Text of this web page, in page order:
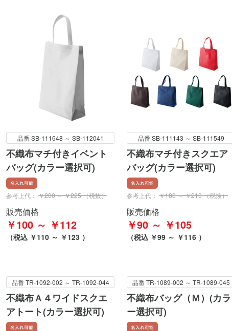
品番 SB-111648 ～ SB-112041
不織布マチ付きイベント
バッグ(カラー選択可)
参考上代： ￥200 ～ ￥225 （税抜）
販売価格
￥100 ～ ￥112
（税込 ￥110 ～ ￥123 ）
品番 SB-111143 ～ SB-111549
不織布マチ付きスクエア
バッグ(カラー選択可)
参考上代： ￥180 ～ ￥210 （税抜）
販売価格
￥90 ～ ￥105
（税込 ￥99 ～ ￥116 ）
品番 TR-1092-002 ～ TR-1092-044
不織布Ａ４ワイドスクエ
アトート(カラー選択可)
品番 TR-1089-002 ～ TR-1089-045
不織布バッグ（Ｍ）(カラ
ー選択可)